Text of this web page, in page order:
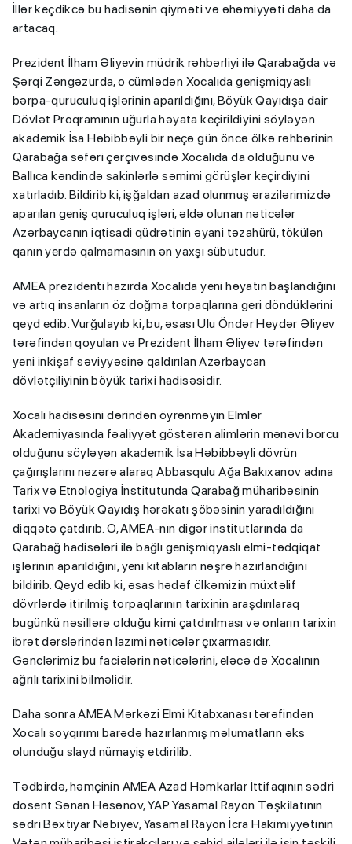
İllər keçdikcə bu hadisənin qiyməti və əhəmiyyəti daha da
artacaq.
Prezident İlham Əliyevin müdrik rəhbərliyi ilə Qarabağda və
Şərqi Zəngəzurda, o cümlədən Xocalıda genişmiqyaslı
bərpa-quruculuq işlərinin aparıldığını, Böyük Qayıdışa dair
Dövlət Proqramının uğurla həyata keçirildiyini söyləyən
akademik İsa Həbibbəyli bir neçə gün öncə ölkə rəhbərinin
Qarabağa səfəri çərçivəsində Xocalıda da olduğunu və
Ballıca kəndində sakinlərlə səmimi görüşlər keçirdiyini
xatırladıb. Bildirib ki, işğaldan azad olunmuş ərazilərimizdə
aparılan geniş quruculuq işləri, əldə olunan nəticələr
Azərbaycanın iqtisadi qüdrətinin əyani təzahürü, tökülən
qanın yerdə qalmamasının ən yaxşı sübutudur.
AMEA prezidenti hazırda Xocalıda yeni həyatın başlandığını
və artıq insanların öz doğma torpaqlarına geri döndüklərini
qeyd edib. Vurğulayıb ki, bu, əsası Ulu Öndər Heydər Əliyev
tərəfindən qoyulan və Prezident İlham Əliyev tərəfindən
yeni inkişaf səviyyəsinə qaldırılan Azərbaycan
dövlətçiliyinin böyük tarixi hadisəsidir.
Xocalı hadisəsini dərindən öyrənməyin Elmlər
Akademiyasında fəaliyyət göstərən alimlərin mənəvi borcu
olduğunu söyləyən akademik İsa Həbibbəyli dövrün
çağırışlarını nəzərə alaraq Abbasqulu Ağa Bakıxanov adına
Tarix və Etnologiya İnstitutunda Qarabağ müharibəsinin
tarixi və Böyük Qayıdış hərəkatı şöbəsinin yaradıldığını
diqqətə çatdırıb. O, AMEA-nın digər institutlarında da
Qarabağ hadisələri ilə bağlı genişmiqyaslı elmi-tədqiqat
işlərinin aparıldığını, yeni kitabların nəşrə hazırlandığını
bildirib. Qeyd edib ki, əsas hədəf ölkəmizin müxtəlif
dövrlərdə itirilmiş torpaqlarının tarixinin araşdırılaraq
bugünkü nəsillərə olduğu kimi çatdırılması və onların tarixin
ibrət dərslərindən lazımi nəticələr çıxarmasıdır.
Gənclərimiz bu faciələrin nəticələrini, eləcə də Xocalının
ağrılı tarixini bilməlidir.
Daha sonra AMEA Mərkəzi Elmi Kitabxanası tərəfindən
Xocalı soyqırımı barədə hazırlanmış məlumatların əks
olunduğu slayd nümayiş etdirilib.
Tədbirdə, həmçinin AMEA Azad Həmkarlar İttifaqının sədri
dosent Sənan Həsənov, YAP Yasamal Rayon Təşkilatının
sədri Bəxtiyar Nəbiyev, Yasamal Rayon İcra Hakimiyyətinin